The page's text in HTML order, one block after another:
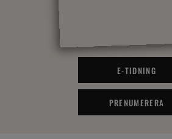
E-TIDNING
PRENUMERERA